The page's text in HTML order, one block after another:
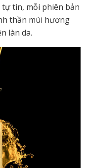
tin, mỗi phiên bản
thần mùi hương
làn da.